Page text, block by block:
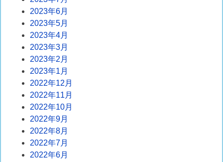
2023年6月
2023年5月
2023年4月
2023年3月
2023年2月
2023年1月
2022年12月
2022年11月
2022年10月
2022年9月
2022年8月
2022年7月
2022年6月